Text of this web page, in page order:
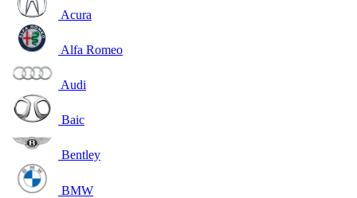
Acura
Alfa Romeo
Audi
Baic
Bentley
BMW